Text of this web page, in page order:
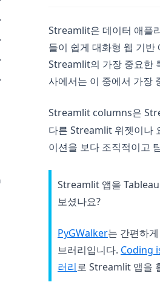
Streamlit은 데이터 애플
들이 쉽게 대화형 웹 기
Streamlit의 가장 중요한
사에서는 이 중에서 가장
Streamlit columns은
다른 Streamlit 위젯이나
이션을 보다 조직적이고
Streamlit 앱을
보셨나요?
PyGWalker(opens in
는 간편하
브러리입니다. Coding
러리로 Streamlit 앱을